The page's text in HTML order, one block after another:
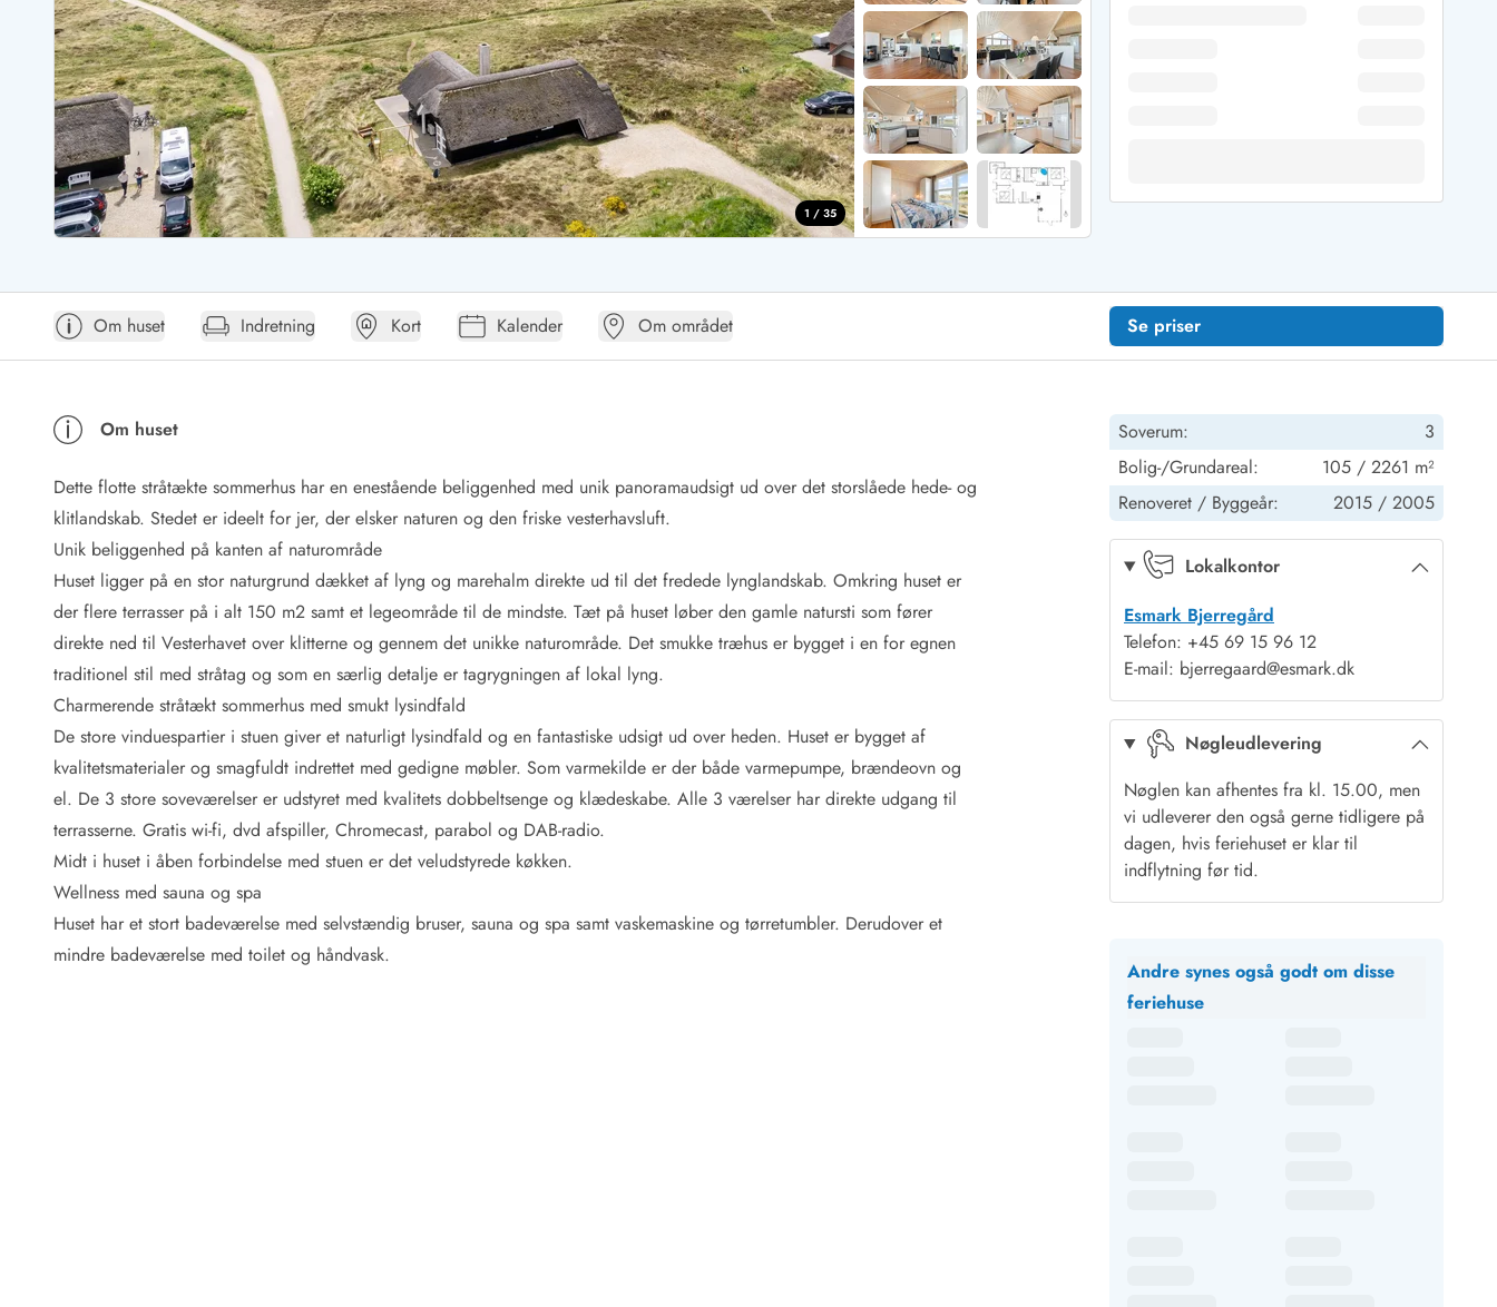
Sommerhuse i Bjerregård
Sommerhuse i Blåvand
Sommerhuse i Bork Havn
Sommerhuse i Fjand
Sommerhuse på Fanø
Sommerhuse i Grærup Strand
Sommerhuse i Haurvig
Sommerhuse i Houstrup
Sommerhuse i Houvig
Sommerhus på Holmsland Klit
Sommerhuse på Holmsland
Sommerhuse i Hvide Sande
Sommerhuse i Jegum
Sommerhuse i Klegod
Sommerhuse på Rømø
Sommerhuse i Søndervig
Sommerhuse i Skodbjerge
Sommerhuse i Thorsminde
Sommerhuse i Vedersø Klit
Sommerhuse i Vejers Strand
Sommerhuse i Vester Husby
Esmark Rejsecurity Esmark KidsVIPEsmark VIP partnerfordeleFordele hos os
Sommerhus ABC
Forbrugsafregning (Strøm, vand...)
Lån og lej
Rengøring
Gavekort
Book tidligt
Lejebetingelser
Vejret i Danmark
Sæsontider
Baderegler
Naturbeskyttelse
Webcam
Fotokonkurrence
Fordele hos os
Esmark Rejsecurity
Esmark KidsVIP
Esmark VIP: Fordele og rabataftaler
Prisgaranti
Ingen depositum
1 / 35
Om huset Indretning Kort Kalender Om området Se priser
Om huset
Dette flotte stråtækte sommerhus har en enestående beliggenhed med unik panoramaudsigt ud over det storslåede hede- og
klitlandskab. Stedet er ideelt for jer, der elsker naturen og den friske vesterhavsluft.
Unik beliggenhed på kanten af naturområde
Huset ligger på en stor naturgrund dækket af lyng og marehalm direkte ud til det fredede lynglandskab. Omkring huset er
der flere terrasser på i alt 150 m2 samt et legeområde til de mindste. Tæt på huset løber den gamle natursti som fører
direkte ned til Vesterhavet over klitterne og gennem det unikke naturområde. Det smukke træhus er bygget i en for egnen
traditionel stil med stråtag og som en særlig detalje er tagrygningen af lokal lyng.
Charmerende stråtækt sommerhus med smukt lysindfald
De store vinduespartier i stuen giver et naturligt lysindfald og en fantastiske udsigt ud over heden. Huset er bygget af
kvalitetsmaterialer og smagfuldt indrettet med gedigne møbler. Som varmekilde er der både varmepumpe, brændeovn og
el. De 3 store soveværelser er udstyret med kvalitets dobbeltsenge og klædeskabe. Alle 3 værelser har direkte udgang til
terrasserne. Gratis wi-fi, dvd afspiller, Chromecast, parabol og DAB-radio.
Midt i huset i åben forbindelse med stuen er det veludstyrede køkken.
Wellness med sauna og spa
Huset har et stort badeværelse med selvstændig bruser, sauna og spa samt vaskemaskine og tørretumbler. Derudover et
mindre badeværelse med toilet og håndvask.
Soverum:
3
Bolig-/Grundareal:
105 / 2261 m²
Renoveret / Byggeår: 2015 / 2005
Lokalkontor
Esmark Bjerregård
Telefon: +45 69 15 96 12
E-mail: bjerregaard@esmark.dk
Nøgleudlevering
Nøglen kan afhentes fra kl. 15.00, men
vi udleverer den også gerne tidligere på
dagen, hvis feriehuset er klar til
indflytning før tid.
Andre synes også godt om disse
feriehuse